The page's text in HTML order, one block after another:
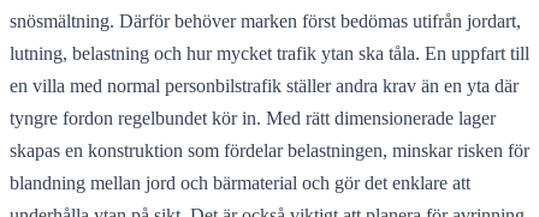
snösmältning. Därför behöver marken först bedömas utifrån jordart,
lutning, belastning och hur mycket trafik ytan ska tåla. En uppfart till
en villa med normal personbilstrafik ställer andra krav än en yta där
tyngre fordon regelbundet kör in. Med rätt dimensionerade lager
skapas en konstruktion som fördelar belastningen, minskar risken för
blandning mellan jord och bärmaterial och gör det enklare att